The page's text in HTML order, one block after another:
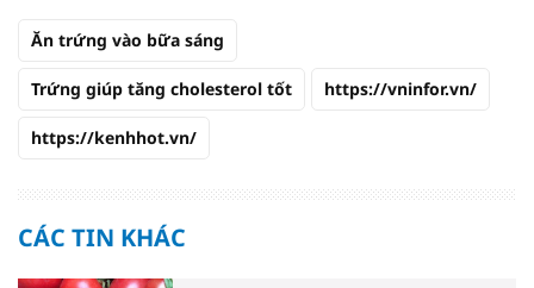
Ăn trứng vào bữa sáng
Trứng giúp tăng cholesterol tốt https://vninfor.vn/
https://kenhhot.vn/
CÁC TIN KHÁC